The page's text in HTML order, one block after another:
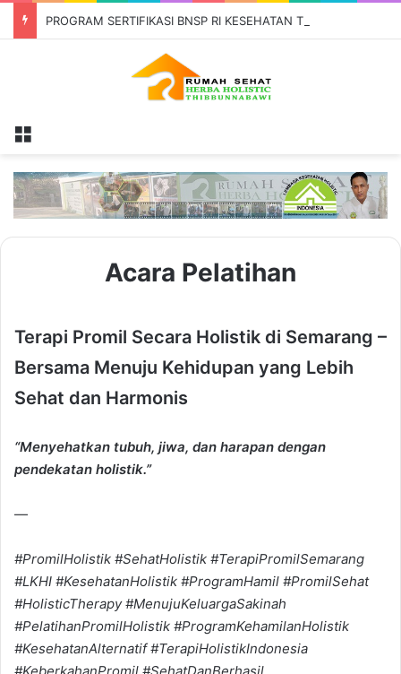
Menu
Acara Pelatihan
Terapi Promil Secara Holistik di Semarang –
Bersama Menuju Kehidupan yang Lebih
Sehat dan Harmonis
“Menyehatkan tubuh, jiwa, dan harapan dengan
pendekatan holistik.”
—
#PromilHolistik #SehatHolistik #TerapiPromilSemarang
#LKHI #KesehatanHolistik #ProgramHamil #PromilSehat
#HolisticTherapy #MenujuKeluargaSakinah
#PelatihanPromilHolistik #ProgramKehamilanHolistik
#KesehatanAlternatif #TerapiHolistikIndonesia
#KeberkahanPromil #SehatDanBerhasil